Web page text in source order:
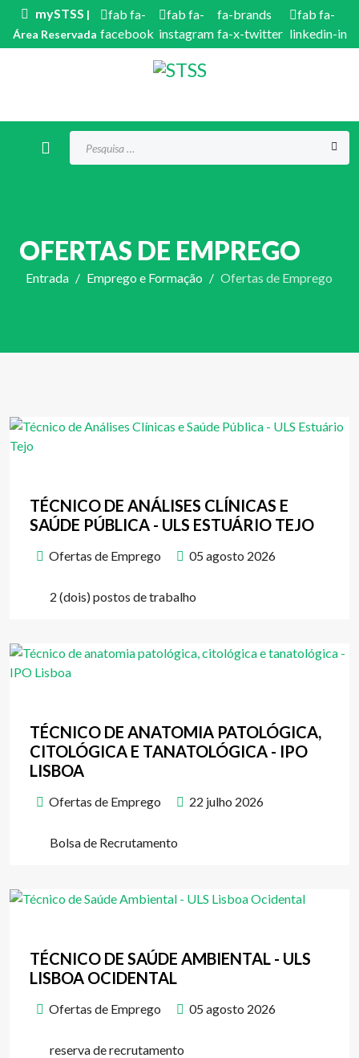
mySTSS |
Área Reservada
fab fa-
facebook
fab fa-
instagram
fa-brands
fa-x-twitter
fab fa-
linkedin-in
OFERTAS DE EMPREGO
Entrada Emprego e Formação Ofertas de Emprego
TÉCNICO DE ANÁLISES CLÍNICAS E
SAÚDE PÚBLICA - ULS ESTUÁRIO TEJO
Ofertas de Emprego 05 agosto 2026
2 (dois) postos de trabalho
TÉCNICO DE ANATOMIA PATOLÓGICA,
CITOLÓGICA E TANATOLÓGICA - IPO
LISBOA
Ofertas de Emprego 22 julho 2026
Bolsa de Recrutamento
TÉCNICO DE SAÚDE AMBIENTAL - ULS
LISBOA OCIDENTAL
Ofertas de Emprego 05 agosto 2026
reserva de recrutamento